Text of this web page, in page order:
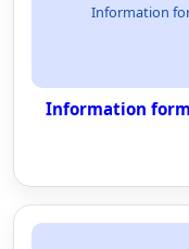
Information
Information